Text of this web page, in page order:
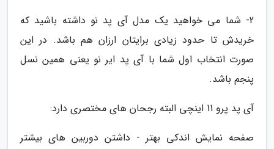
2- شما می خواهید یک مدل آی پد نو داشته باشید که
خریدش تا حدود زیادی برایتان ارزان هم باشد. در این
صورت انتخاب اول شما با آی پد ایر نو یعنی همین نسل
پنجم باشد.
آی پد پرو 11 اینچی البته رجحان های مختصری دارد:
صفحه نمایش اندکی بهتر - داشتن دوربین های بیشتر